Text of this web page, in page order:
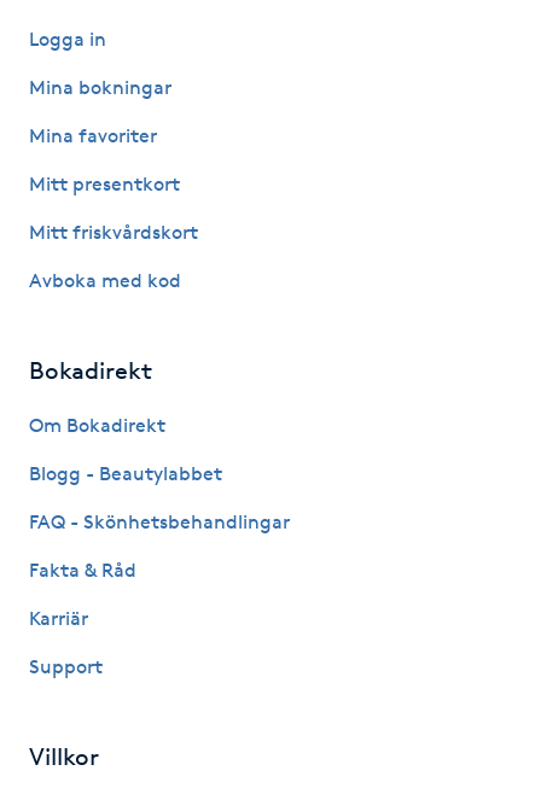
Katun fransar
Kemisk peeling
Kinesiologi
Kiropraktik
Klangmassage
Klippning & Slingor
Klippning ungdom
Koppningsmassage
Logga in
Mina bokningar
Mina favoriter
Mitt presentkort
Mitt friskvårdskort
Avboka med kod
Bokadirekt
Om Bokadirekt
Blogg - Beautylabbet
FAQ - Skönhetsbehandlingar
Fakta & Råd
Karriär
Support
Villkor